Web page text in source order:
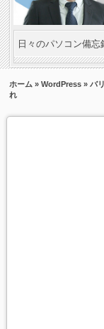
日々のパソコン備忘
ホーム »WordPress » バ
れ